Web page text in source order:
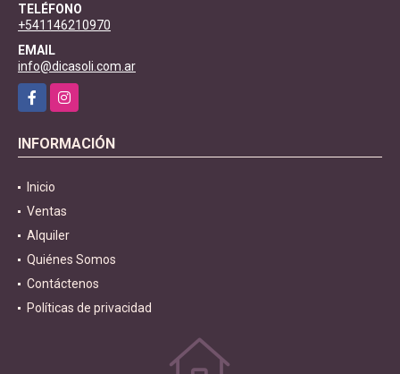
TELÉFONO
+541146210970
EMAIL
info@dicasoli.com.ar
FacebookInstagram
INFORMACIÓN
Inicio
Ventas
Alquiler
Quiénes Somos
Contáctenos
Políticas de privacidad